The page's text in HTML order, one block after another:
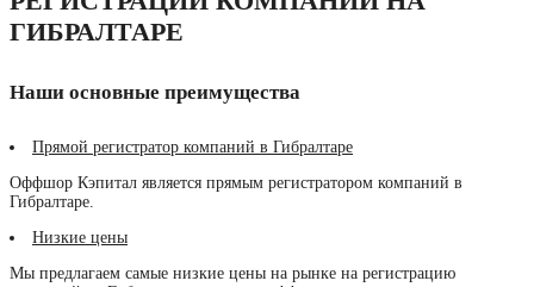
ГИБРАЛТАРЕ
Наши основные преимущества
Прямой регистратор компаний в Гибралтаре
Оффшор Кэпитал является прямым регистратором компаний в
Гибралтаре.
Низкие цены
Мы предлагаем самые низкие цены на рынке на регистрацию